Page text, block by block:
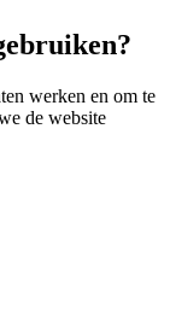
werken en om te
de website